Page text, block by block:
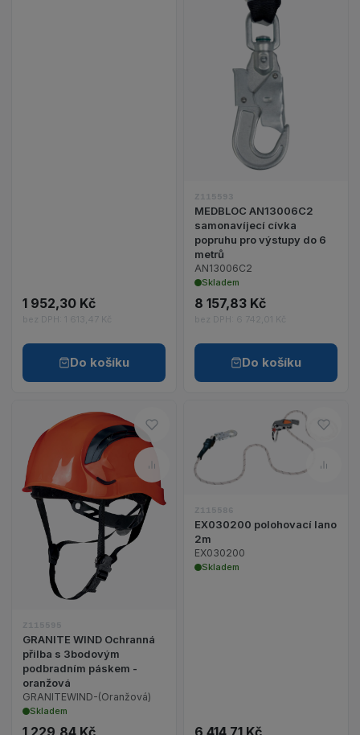
1 952,30 Kč
bez DPH: 1 613,47 Kč
Do košíku
Z115593
MEDBLOC AN13006C2
samonavíjecí cívka
popruhu pro výstupy do 6
metrů
AN13006C2
Skladem
8 157,83 Kč
bez DPH: 6 742,01 Kč
Do košíku
Do oblíbených – GRANITE
Porovnat – GRANITE WIND
Zobrazit detail produktu GRANITE WIND
Z115595
GRANITE WIND Ochranná
přilba s 3bodovým
podbradním páskem -
oranžová
GRANITEWIND-(Oranžová)
Skladem
Do
Zobrazit detail
Z115586
EX030200 polohovací lano
2m
EX030200
Skladem